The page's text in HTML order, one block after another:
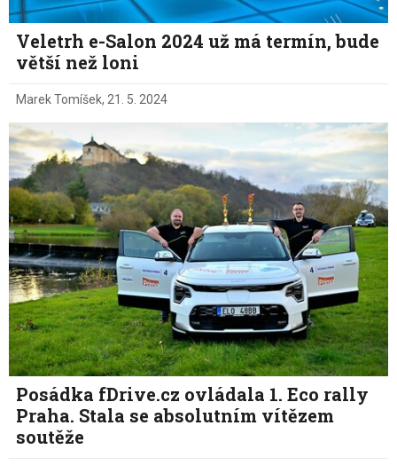
Veletrh e-Salon 2024 už má termín, bude
větší než loni
Marek Tomíšek, 21. 5. 2024
Posádka fDrive.cz ovládala 1. Eco rally
Praha. Stala se absolutním vítězem
soutěže